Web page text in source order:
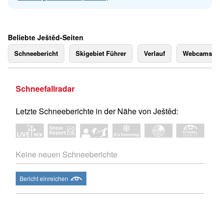
Beliebte Ještěd-Seiten
Schneebericht Skigebiet Führer Verlauf Webcams
Schneefallradar
Letzte Schneeberichte in der Nähe von Ještěd:
Keine neuen Schneeberichte
Bericht einreichen